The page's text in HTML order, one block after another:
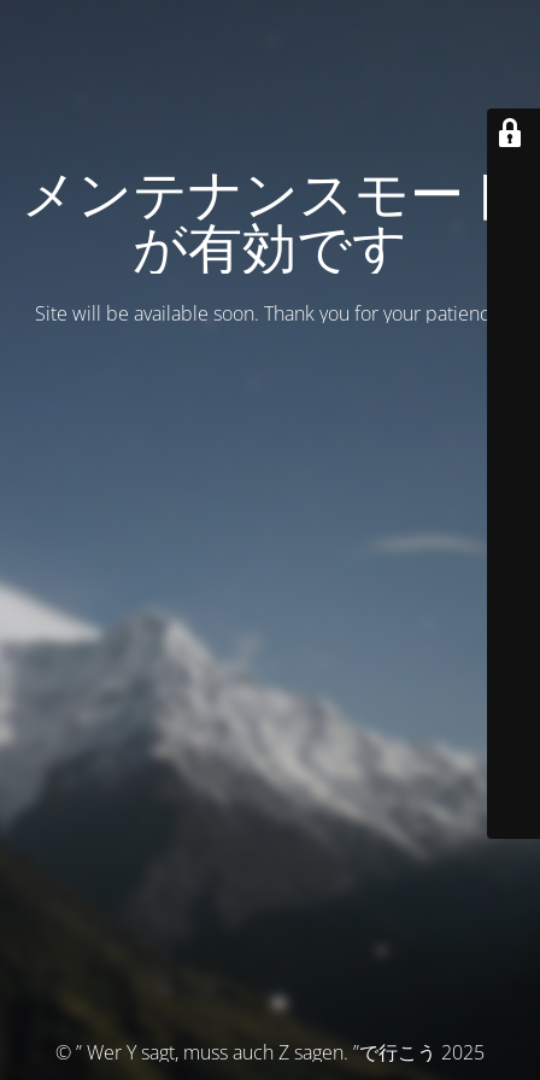
メンテナンスモード
が有効です
Site will be available soon. Thank you for your patience!
© ” Wer Y sagt, muss auch Z sagen. ”で行こう 2025